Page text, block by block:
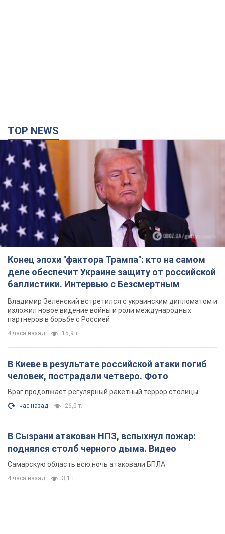
TOP NEWS
Конец эпохи "фактора Трампа": кто на самом
деле обеспечит Украине защиту от российской
баллистики. Интервью с Безсмертным
Владимир Зеленский встретился с украинским дипломатом и
изложил новое видение войны и роли международных
партнеров в борьбе с Россией
4 часа назад 15,9 т.
В Киеве в результате российской атаки погиб
человек, пострадали четверо. Фото
Враг продолжает регулярный ракетный террор столицы
час назад 26,0 т.
В Сызрани атакован НПЗ, вспыхнул пожар:
поднялся столб черного дыма. Видео
Самарскую область всю ночь атаковали БПЛА
4 часа назад 3,1 т.